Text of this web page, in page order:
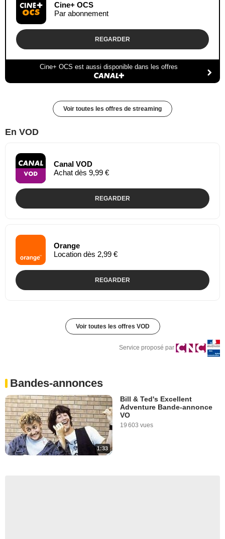
Cine+ OCS
Par abonnement
REGARDER
Cine+ OCS est aussi disponible dans les offres
Voir toutes les offres de streaming
En VOD
Canal VOD
Achat dès 9,99 €
REGARDER
Orange
Location dès 2,99 €
REGARDER
Voir toutes les offres VOD
Service proposé par
Bandes-annonces
1:33
Bill & Ted's Excellent
Adventure Bande-annonce
VO
19 603 vues